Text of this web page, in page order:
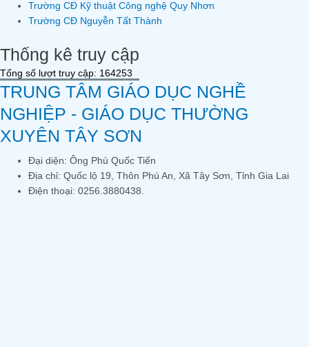
Trường CĐ Kỹ thuật Công nghệ Quy Nhơn
Trường CĐ Nguyễn Tất Thành
Thống kê truy cập
Tổng số lượt truy cập: 164253
TRUNG TÂM GIÁO DỤC NGHỀ
NGHIỆP - GIÁO DỤC THƯỜNG
XUYÊN TÂY SƠN
Đại diện: Ông Phù Quốc Tiến
Địa chỉ: Quốc lộ 19, Thôn Phú An, Xã Tây Sơn, Tỉnh Gia Lai
Điện thoại: 0256.3880438.